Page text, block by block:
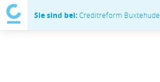
Sie sind bei:Creditreform Buxtehude